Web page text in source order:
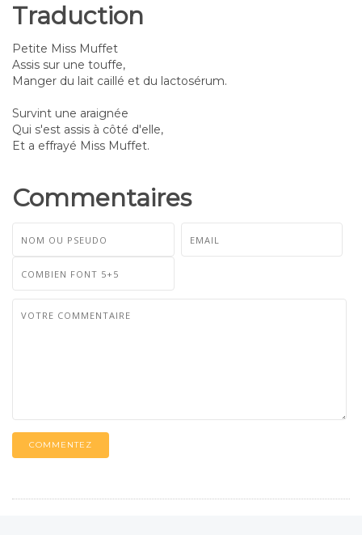
Traduction
Petite Miss Muffet
Assis sur une touffe,
Manger du lait caillé et du lactosérum.
Survint une araignée
Qui s'est assis à côté d'elle,
Et a effrayé Miss Muffet.
Commentaires
COMMENTEZ